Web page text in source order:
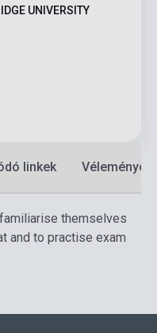
UNIVERSITY
linkek Vélemények
themselves
and to practise exam